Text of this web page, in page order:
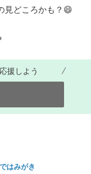
見どころかも？😄
援しよう
はみがき